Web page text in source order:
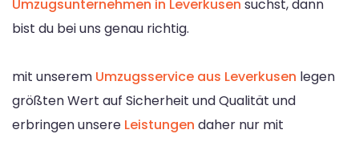
Umzugsunternehmen in Leverkusen suchst, dann
bist du bei uns genau richtig.
mit unserem Umzugsservice aus Leverkusen legen
größten Wert auf Sicherheit und Qualität und
erbringen unsere Leistungen daher nur mit